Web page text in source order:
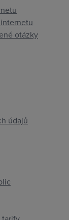
otázky
údajů